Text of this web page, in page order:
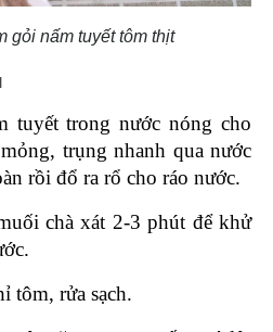
gỏi nấm tuyết tôm thịt
tuyết trong nước nóng cho
trụng nhanh qua nước
rồi đổ ra rổ cho ráo nước.
chà xát 2-3 phút để khử
tôm, rửa sạch.